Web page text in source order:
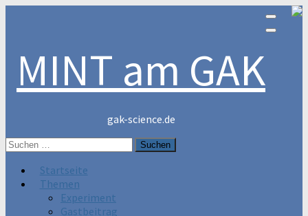
MINT am GAK
gak-science.de
Suchen
nach:
Startseite
Themen
Experiment
Gastbeitrag